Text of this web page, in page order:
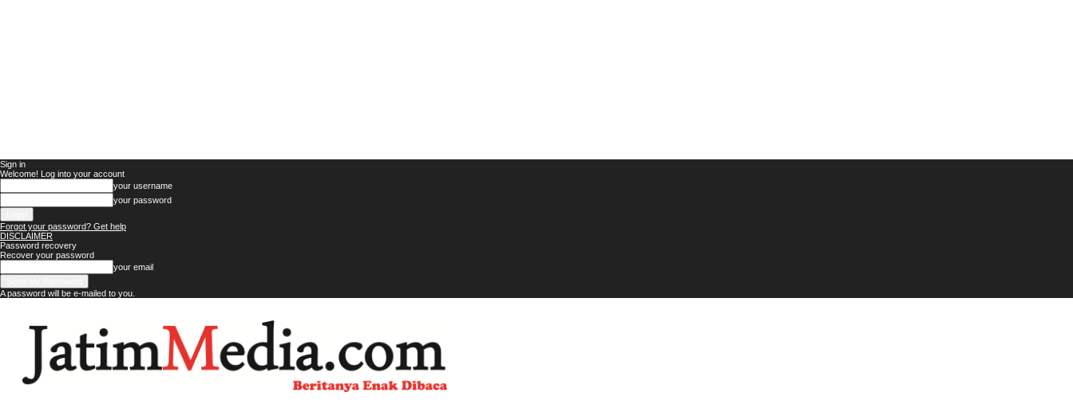
Sign in
Welcome! Log into your account
your username
your password
Forgot your password? Get help
DISCLAIMER
Password recovery
Recover your password
your email
A password will be e-mailed to you.
Jatim
Media